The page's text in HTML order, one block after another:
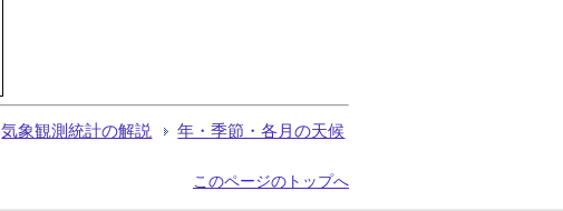
気象観測統計の解説 年・季節・各月の天候
このページのトップへ